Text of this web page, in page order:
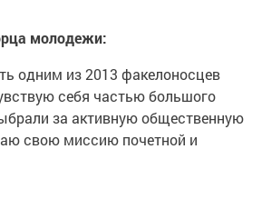
молодежи:
одним из 2013 факелоносцев
себя частью большого
за активную общественную
свою миссию почетной и